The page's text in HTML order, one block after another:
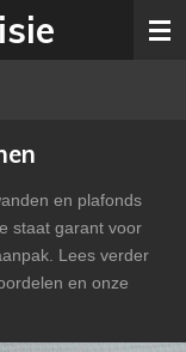
en plafonds
staat garant voor
Lees verder
en onze